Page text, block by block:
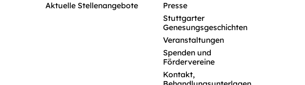
Aktuelle Stellenangebote
Presse
Stuttgarter
Genesungsgeschichten
Veranstaltungen
Spenden und
Fördervereine
Kontakt,